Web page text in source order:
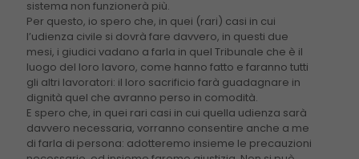
sistema non funzionerà più.
Per questo, io spero che, in quei (rari) casi in cui
l’udienza civile si dovrà fare davvero, in questi due
mesi, i giudici vadano a farla in quel Tribunale che è il
luogo del loro lavoro, come hanno fatto e faranno tutti
gli altri lavoratori: il loro sacrificio farà guadagnare in
dignità quel che avranno perso in comodità.
E spero che, in quei rari casi in cui quella udienza sarà
davvero necessaria, vorranno consentire anche a me
di farla di persona: adotteremo insieme le precauzioni